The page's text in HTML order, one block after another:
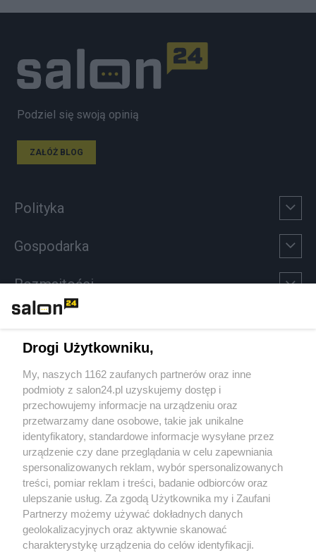
Podziel się swoją opinią
ZAŁÓŻ BLOG
Polityka
Gospodarka
Rozmaitości
Sport
Społeczeństwo
Kultura
X Facebook Instagram Youtube
Drogi Użytkowniku,
My, naszych 1162 zaufanych partnerów oraz inne
podmioty z salon24.pl uzyskujemy dostęp i
przechowujemy informacje na urządzeniu oraz
przetwarzamy dane osobowe, takie jak unikalne
identyfikatory, standardowe informacje wysyłane przez
urządzenie czy dane przeglądania w celu zapewniania
spersonalizowanych reklam, wybór spersonalizowanych
treści, pomiar reklam i treści, badanie odbiorców oraz
ulepszanie usług. Za zgodą Użytkownika my i Zaufani
Partnerzy możemy używać dokładnych danych
geolokalizacyjnych oraz aktywnie skanować
charakterystykę urządzenia do celów identyfikacji.